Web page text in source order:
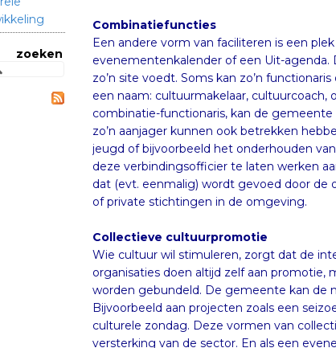
zoeken
Combinatiefuncties
Een andere vorm van faciliteren is een
evenementenkalender of een Uit-agenda.
zo’n site voedt. Soms kan zo’n functionaris
een naam: cultuurmakelaar,
combinatie-functionaris, kan de gemeente
zo’n aanjager kunnen ook betrekken
jeugd of bijvoorbeeld het onderhouden van
deze verbindingsofficier te laten werken aan
dat (evt. eenmalig) wordt gevoed door de
of private stichtingen in de omgeving.
Collectieve cultuurpromotie
Wie cultuur wil stimuleren, zorgt dat de
organisaties doen altijd zelf aan promotie,
worden gebundeld. De gemeente kan
Bijvoorbeeld aan projecten zoals een
culturele zondag. Deze vormen van
versterking van de sector. En als een
opbrengst uit de toeristenbelasting (of de